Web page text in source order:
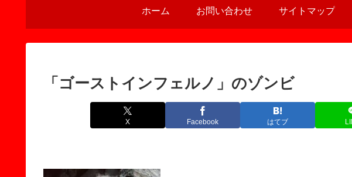
ホーム お問い合わせ サイトマップ
「ゴーストインフェルノ」のゾンビ
X Facebook はてブ